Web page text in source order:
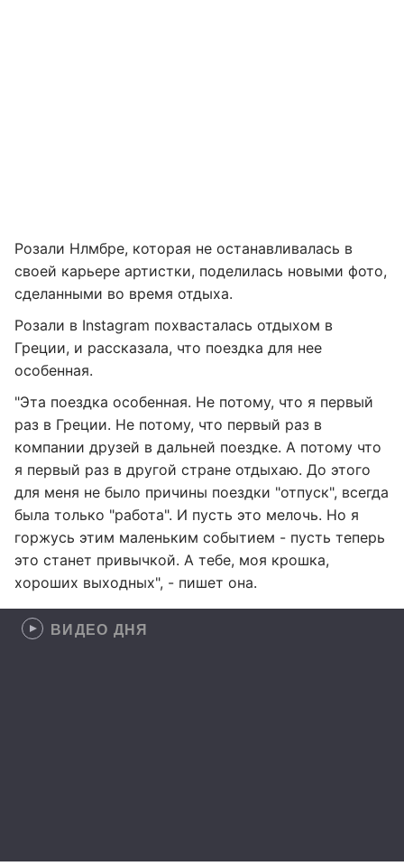
Розали Нлмбре, которая не останавливалась в
своей карьере артистки, поделилась новыми фото,
сделанными во время отдыха.
Розали в Instagram похвасталась отдыхом в
Греции, и рассказала, что поездка для нее
особенная.
"Эта поездка особенная. Не потому, что я первый
раз в Греции. Не потому, что первый раз в
компании друзей в дальней поездке. А потому что
я первый раз в другой стране отдыхаю. До этого
для меня не было причины поездки "отпуск", всегда
была только "работа". И пусть это мелочь. Но я
горжусь этим маленьким событием - пусть теперь
это станет привычкой. А тебе, моя крошка,
хороших выходных", - пишет она.
ВИДЕО ДНЯ